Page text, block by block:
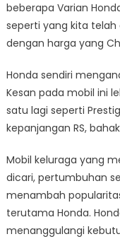
beberapa Varian
seperti yang kita
dengan harga yang
Honda sendiri
Kesan pada mobil ini
satu lagi seperti
kepanjangan RS,
Mobil keluraga yang
dicari, pertumbuhan
menambah
terutama Honda.
menanggulangi